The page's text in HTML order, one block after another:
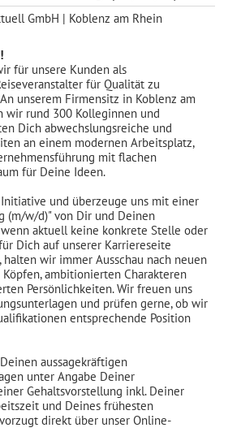
GmbH | Koblenz am Rhein
für unsere Kunden als
für Qualität zu
unserem Firmensitz in Koblenz am
wir rund 300 Kolleginnen und
Dich abwechslungsreiche und
an einem modernen Arbeitsplatz,
mit flachen
für Deine Ideen.
und überzeuge uns mit einer
(m/w/d)" von Dir und Deinen
aktuell keine konkrete Stelle oder
Dich auf unserer Karriereseite
halten wir immer Ausschau nach neuen
ambitionierten Charakteren
Persönlichkeiten. Wir freuen uns
und prüfen gerne, ob wir
entsprechende Position
aussagekräftigen
unter Angabe Deiner
Gehaltsvorstellung inkl. Deiner
und Deines frühesten
direkt über unser Online-